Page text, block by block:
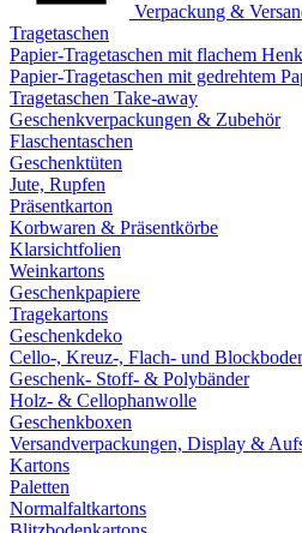
Verpackung &
Tragetaschen
Papier-Tragetaschen mit flachem
Papier-Tragetaschen mit gedrehtem
Tragetaschen Take-away
Geschenkverpackungen & Zubehör
Flaschentaschen
Geschenktüten
Jute, Rupfen
Präsentkarton
Korbwaren & Präsentkörbe
Klarsichtfolien
Weinkartons
Geschenkpapiere
Tragekartons
Geschenkdeko
Cello-, Kreuz-, Flach- und
Geschenk- Stoff- & Polybänder
Holz- & Cellophanwolle
Geschenkboxen
Versandverpackungen, Display &
Kartons
Paletten
Normalfaltkartons